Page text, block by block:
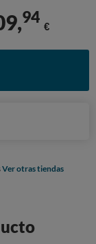
94
€
Ver otras tiendas